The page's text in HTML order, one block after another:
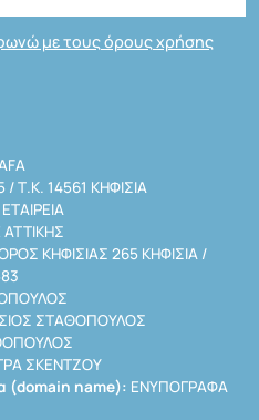
με τους όρους χρήσης
Τ.Κ. 14561 ΚΗΦΙΣΙΑ
ΚΗΦΙΣΙΑΣ 265 ΚΗΦΙΣΙΑ /
ΣΤΑΘΟΠΟΥΛΟΣ
ΣΚΕΝΤΖΟΥ
(domain name): ΕΝΥΠΟΓΡΑΦΑ